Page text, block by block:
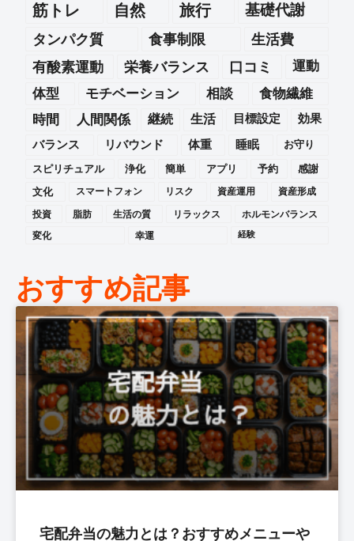
筋トレ
自然 旅行 基礎代謝
タンパク質 食事制限
生活費
有酸素運動
栄養バランス 口コミ
運動
体型
モチベーション 相談
食物繊維
時間
人間関係 継続 生活 目標設定
効果
バランス
リバウンド 体重 睡眠
お守り
スピリチュアル
浄化 簡単 アプリ 予約
感謝
文化
スマートフォン リスク 資産運用
資産形成
投資
脂肪 生活の質 リラックス
ホルモンバランス
変化
幸運 経験
おすすめ記事
宅配弁当の魅力とは？おすすめメニューや